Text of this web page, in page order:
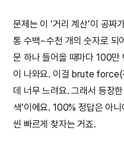
문제는 이 ‘거리 계산’이 공짜
통 수백~수천 개의 숫자로 되
문 하나 들어올 때마다 100만
이 나와요. 이걸 brute force(
데 너무 느려요. 그래서 등장
색’이에요. 100% 정답은 아
씬 빠르게 찾자는 거죠.